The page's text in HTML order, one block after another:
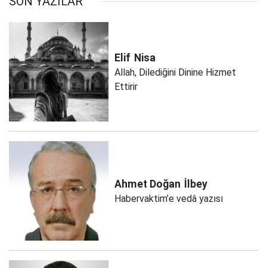
Elif Nisa
Allah, Dilediğini Dinine Hizmet
Ettirir
Ahmet Doğan İlbey
Habervaktim’e vedâ yazısı